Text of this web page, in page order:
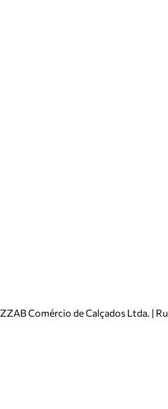
ZZAB Comércio de Calçados Ltda. |